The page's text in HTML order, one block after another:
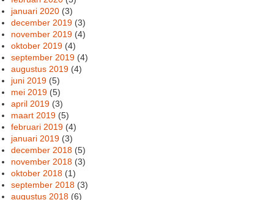
januari 2020 (3)
december 2019 (3)
november 2019 (4)
oktober 2019 (4)
september 2019 (4)
augustus 2019 (4)
juni 2019 (5)
mei 2019 (5)
april 2019 (3)
maart 2019 (5)
februari 2019 (4)
januari 2019 (3)
december 2018 (5)
november 2018 (3)
oktober 2018 (1)
september 2018 (3)
augustus 2018 (6)